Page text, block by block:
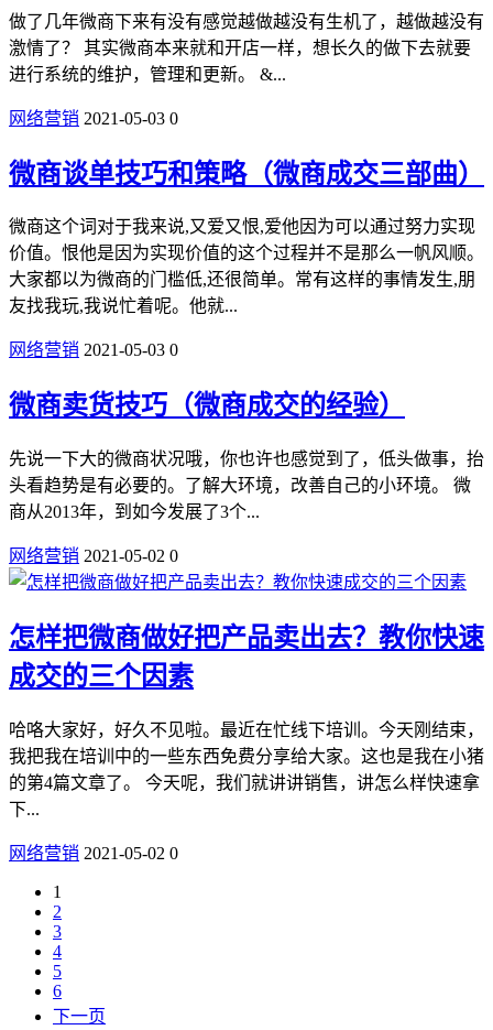
做了几年微商下来有没有感觉越做越没有生机了，越做越没有
激情了？ 其实微商本来就和开店一样，想长久的做下去就要
进行系统的维护，管理和更新。 &...
网络营销 2021-05-03 0
微商谈单技巧和策略（微商成交三部曲）
微商这个词对于我来说,又爱又恨,爱他因为可以通过努力实现
价值。恨他是因为实现价值的这个过程并不是那么一帆风顺。
大家都以为微商的门槛低,还很简单。常有这样的事情发生,朋
友找我玩,我说忙着呢。他就...
网络营销 2021-05-03 0
微商卖货技巧（微商成交的经验）
先说一下大的微商状况哦，你也许也感觉到了，低头做事，抬
头看趋势是有必要的。了解大环境，改善自己的小环境。 微
商从2013年，到如今发展了3个...
网络营销 2021-05-02 0
怎样把微商做好把产品卖出去？教你快速
成交的三个因素
哈咯大家好，好久不见啦。最近在忙线下培训。今天刚结束，
我把我在培训中的一些东西免费分享给大家。这也是我在小猪
的第4篇文章了。 今天呢，我们就讲讲销售，讲怎么样快速拿
下...
网络营销 2021-05-02 0
1
2
3
4
5
6
下一页